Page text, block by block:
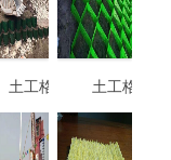
土工格室 土工格室